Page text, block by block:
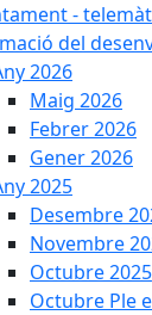
-
del
2026
Maig 2026
Febrer 2026
Gener 2026
2025
Desembre
Novembre
Octubre 2025
Octubre Ple